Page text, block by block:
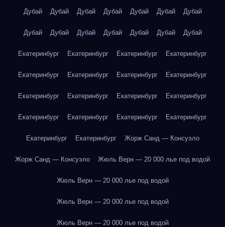
Дубай Дубай Дубай Дубай Дубай Дубай Дубай
Дубай Дубай Дубай Дубай Дубай Дубай Дубай
Екатеринбург Екатеринбург Екатеринбург Екатеринбург
Екатеринбург Екатеринбург Екатеринбург Екатеринбург
Екатеринбург Екатеринбург Екатеринбург Екатеринбург
Екатеринбург Екатеринбург Екатеринбург Екатеринбург
Екатеринбург Екатеринбург Жорж Санд — Консуэло
Жорж Санд — Консуэло Жюль Верн — 20 000 лье под водой
Жюль Верн — 20 000 лье под водой
Жюль Верн — 20 000 лье под водой
Жюль Верн — 20 000 лье под водой